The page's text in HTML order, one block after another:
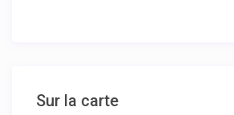
Sur la carte